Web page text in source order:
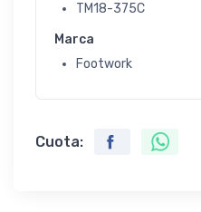
TM18-375C
Marca
Footwork
Cuota: